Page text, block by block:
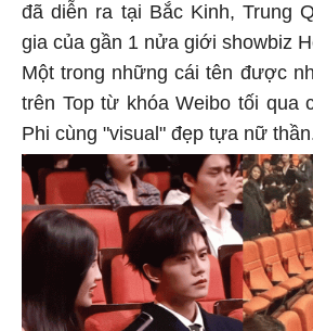
đã diễn ra tại Bắc Kinh, Trung
gia của gần 1 nửa giới showbiz
Một trong những cái tên được
trên Top từ khóa Weibo tối qua
Phi cùng "visual" đẹp tựa nữ